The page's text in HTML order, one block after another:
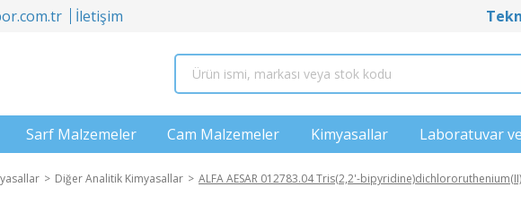
İletişim
Sarf Malzemeler Cam Malzemeler Kimyasallar Laboratuvar
Diğer Analitik Kimyasallar ALFA AESAR 012783.04 Tris(2,2'-